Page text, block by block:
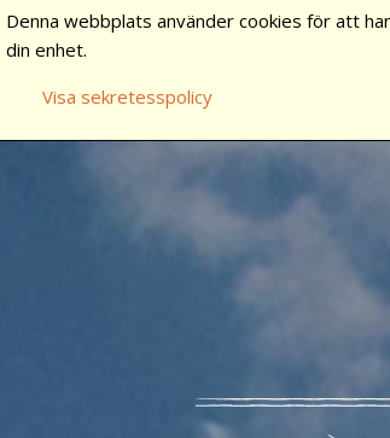
Denna webbplats använder cookies för att
din enhet.
Visa sekretesspolicy